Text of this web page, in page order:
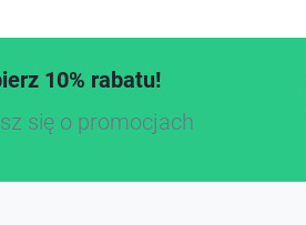
10% rabatu!
się o promocjach